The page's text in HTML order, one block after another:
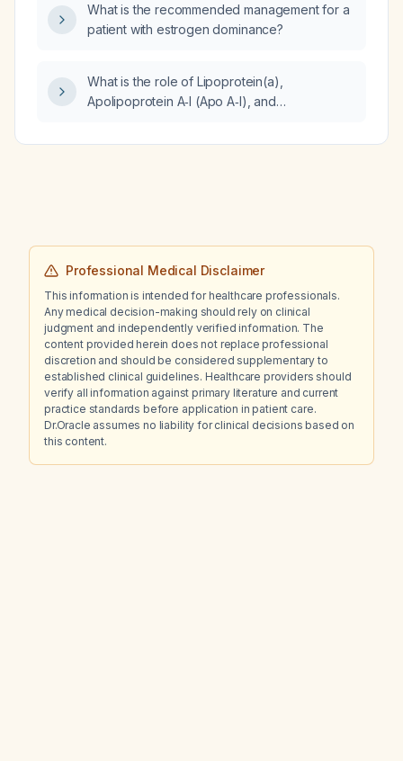
What is the recommended management for a
patient with estrogen dominance?
What is the role of Lipoprotein(a),
Apolipoprotein A‑I (Apo A‑I), and
Apo B/Apo A‑I ratio assess lipid quality and
Professional Medical Disclaimer
This information is intended for healthcare professionals.
Any medical decision-making should rely on clinical
judgment and independently verified information. The
content provided herein does not replace professional
discretion and should be considered supplementary to
established clinical guidelines. Healthcare providers should
verify all information against primary literature and current
practice standards before application in patient care.
Dr.Oracle assumes no liability for clinical decisions based on
this content.